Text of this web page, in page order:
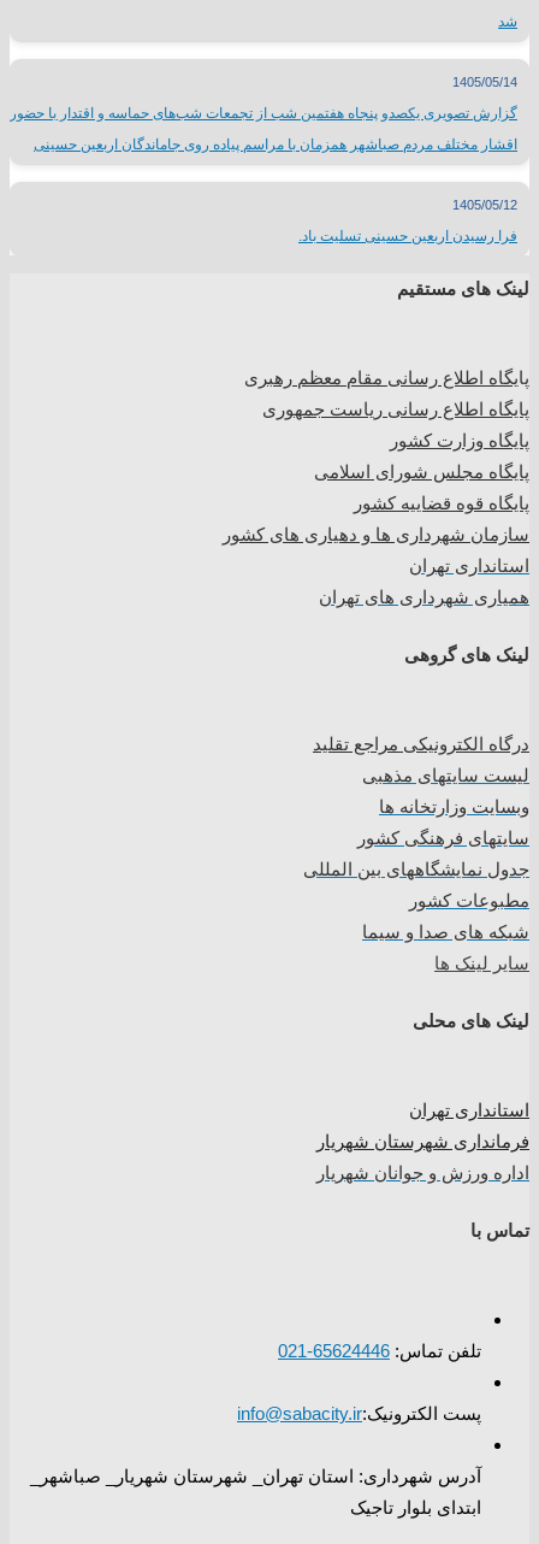
شد
1405/05/14
گزارش تصویری یکصدو پنجاه هفتمین شب از تجمعات شب‌های حماسه و اقتدار با حضور
اقشار مختلف مردم صباشهر همزمان با مراسم پیاده روی جاماندگان اربعین حسینی
1405/05/12
فرا رسیدن اربعین حسینی تسلیت باد.
لینک های مستقیم
پایگاه اطلاع رسانی مقام معظم رهبری
پایگاه اطلاع رسانی ریاست جمهوری
پایگاه وزارت کشور
پایگاه مجلس شورای اسلامی
پایگاه قوه قضاییه کشور
سازمان شهرداری ها و دهیاری های کشور
استانداری تهران
همیاری شهرداری های تهران
لینک های گروهی
درگاه الکترونیکی مراجع تقلید
لیست سایتهای مذهبی
وبسایت وزارتخانه ها
سایتهای فرهنگی کشور
جدول نمایشگاههای بین المللی
مطبوعات کشور
شبکه های صدا و سیما
سایر لینک ها
لینک های محلی
استانداری تهران
فرمانداری شهرستان شهریار
اداره ورزش و جوانان شهریار
تماس با
تلفن تماس: 65624446-021
پست الکترونیک:info@sabacity.ir
آدرس شهرداری: استان تهران_ شهرستان شهریار_ صباشهر_
ابتدای بلوار تاجیک